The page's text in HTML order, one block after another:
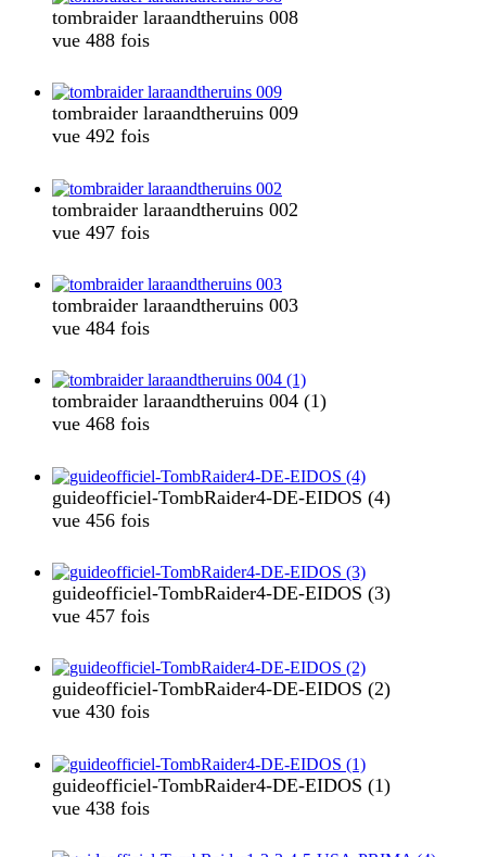
tombraider laraandtheruins 008
vue 488 fois
tombraider laraandtheruins 009
vue 492 fois
tombraider laraandtheruins 002
vue 497 fois
tombraider laraandtheruins 003
vue 484 fois
tombraider laraandtheruins 004 (1)
vue 468 fois
guideofficiel-TombRaider4-DE-EIDOS (4)
vue 456 fois
guideofficiel-TombRaider4-DE-EIDOS (3)
vue 457 fois
guideofficiel-TombRaider4-DE-EIDOS (2)
vue 430 fois
guideofficiel-TombRaider4-DE-EIDOS (1)
vue 438 fois